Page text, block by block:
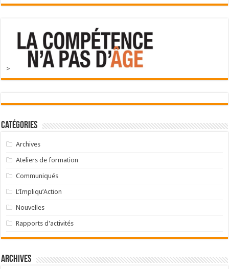
>
Catégories
Archives
Ateliers de formation
Communiqués
L’Impliqu’Action
Nouvelles
Rapports d'activités
Archives